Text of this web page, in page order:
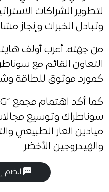
لتطوير الشراكات
وتبادل الخبرات وإنجاز
من جهته، أعرب أولف
التعاون القائم مع
كمورد موثوق للطاقة
سوناطراك وتوسيع
ميادين الغاز الطبيعي
والهيدروجين الأخضر.
انضم